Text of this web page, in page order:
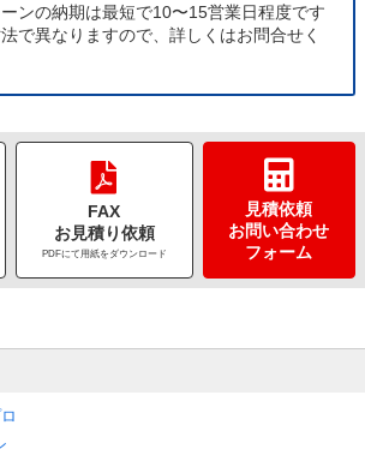
ンの納期は最短で10〜15営業日程度です
で異なりますので、詳しくはお問合せく
FAX
お見積り依頼
PDFにて用紙をダウンロード
見積依頼
お問い合わせ
フォーム